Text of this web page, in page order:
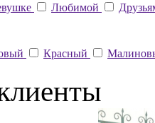
Любимой
Красный